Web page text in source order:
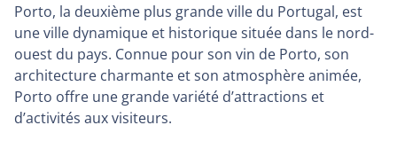
Porto, la deuxième plus grande ville du Portugal, est
une ville dynamique et historique située dans le nord-
ouest du pays. Connue pour son vin de Porto, son
architecture charmante et son atmosphère animée,
Porto offre une grande variété d’attractions et
d’activités aux visiteurs.